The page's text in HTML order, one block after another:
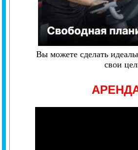
Вы можете сделать
свои